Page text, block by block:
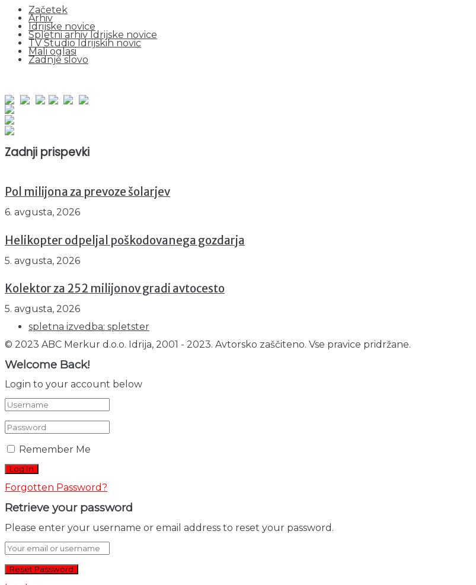
Začetek
Arhiv
Idrijske novice
Spletni arhiv Idrijske novice
TV Studio Idrijskih novic
Mali oglasi
Zadnje slovo
Zadnji prispevki
Pol milijona za prevoze šolarjev
6. avgusta, 2026
Helikopter odpeljal poškodovanega gozdarja
5. avgusta, 2026
Kolektor za 252 milijonov gradi avtocesto
5. avgusta, 2026
spletna izvedba: spletster
© 2023 ABC Merkur d.o.o. Idrija, 2001 - 2023. Avtorsko zaščiteno. Vse pravice pridržane.
Welcome Back!
Login to your account below
Remember Me
Forgotten Password?
Retrieve your password
Please enter your username or email address to reset your password.